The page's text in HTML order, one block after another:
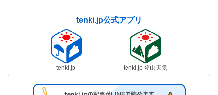
tenki.jp公式アプリ
tenki.jp tenki.jp 登山天気